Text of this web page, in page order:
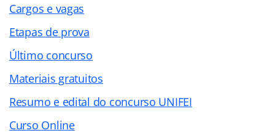
Cargos e vagas
Etapas de prova
Último concurso
Materiais gratuitos
Resumo e edital do concurso UNIFEI
Curso Online